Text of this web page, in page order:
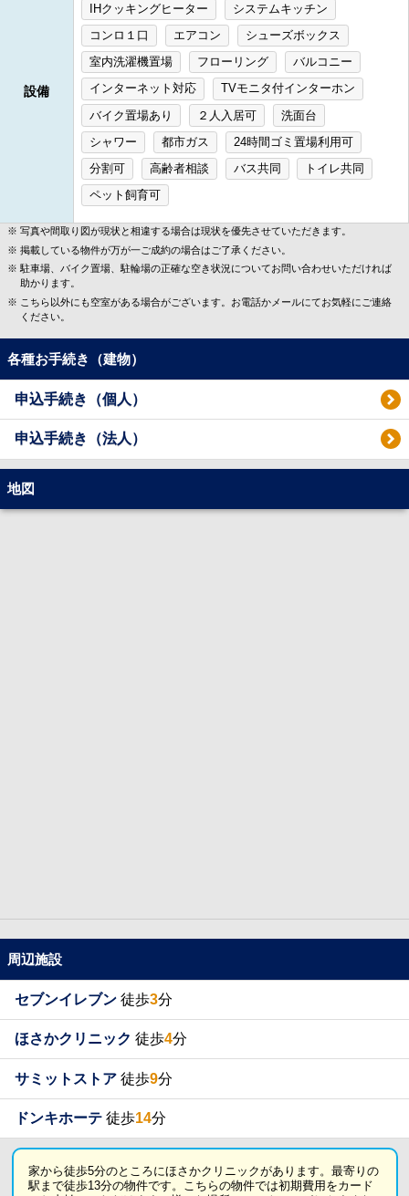
設備
IHクッキングヒーター
システムキッチン
コンロ１口
エアコン
シューズボックス
室内洗濯機置場
フローリング
バルコニー
インターネット対応
TVモニタ付インターホン
バイク置場あり
２人入居可
洗面台
シャワー
都市ガス
24時間ゴミ置場利用可
分割可
高齢者相談 バス共同
トイレ共同
ペット飼育可
写真や間取り図が現状と相違する場合は現状を優先させていただきます。
掲載している物件が万が一ご成約の場合はご了承ください。
駐車場、バイク置場、駐輪場の正確な空き状況についてお問い合わせいただければ
助かります。
こちら以外にも空室がある場合がございます。お電話かメールにてお気軽にご連絡
ください。
各種お手続き（建物）
申込手続き（個人）
申込手続き（法人）
地図
周辺施設
セブンイレブン 徒歩3分
ほさかクリニック 徒歩4分
サミットストア 徒歩9分
ドンキホーテ 徒歩14分
家から徒歩5分のところにほさかクリニックがあります。最寄りの
駅まで徒歩13分の物件です。こちらの物件では初期費用をカード